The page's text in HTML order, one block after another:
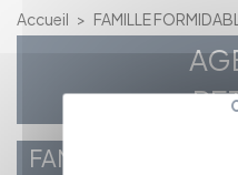
Accueil > FAMILLE
-
FAMILLE